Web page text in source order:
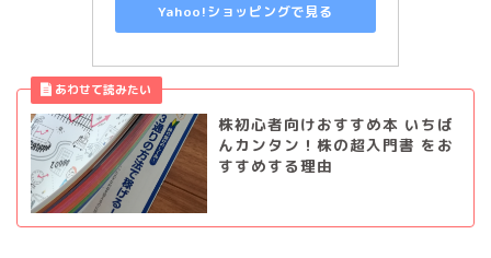
Yahoo!ショッピングで見る
株初心者向けおすすめ本 いちば
んカンタン！株の超入門書 をお
すすめする理由